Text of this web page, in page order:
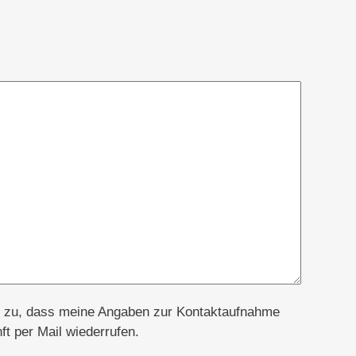
dass meine Angaben zur Kontaktaufnahme
per Mail wiederrufen.